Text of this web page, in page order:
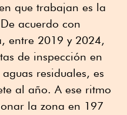
que trabajan es la
acuerdo con
entre 2019 y 2024,
de inspección en
residuales, es
al año. A ese ritmo
la zona en 197